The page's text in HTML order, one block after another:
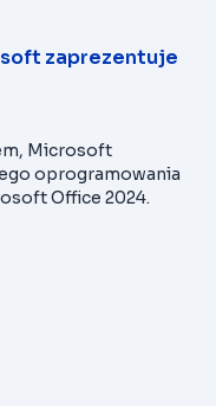
zaprezentuje
Microsoft
oprogramowania
Office 2024.